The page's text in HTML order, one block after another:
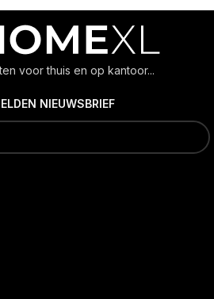
voor thuis en op kantoor...
NIEUWSBRIEF